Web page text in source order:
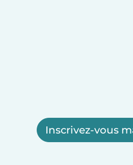
Inscrivez-vous